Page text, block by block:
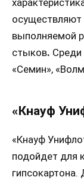
осуществляют
выполняемой
стыков. Среди
«Семин»,
«Кнауф
«Кнауф
подойдет для
гипсокартона.